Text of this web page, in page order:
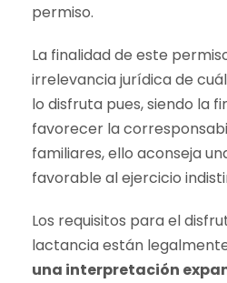
permiso.
La finalidad de este
irrelevancia jurídica de
lo disfruta pues, siendo la
favorecer la
familiares, ello aconseja
favorable al ejercicio
Los requisitos para el
lactancia están
una interpretación